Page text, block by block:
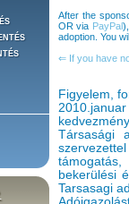
After the
OR via PayPal
adoption. You
⇐ If you have
Figyelem,
Társasági
bekerülési
Tarsasagi